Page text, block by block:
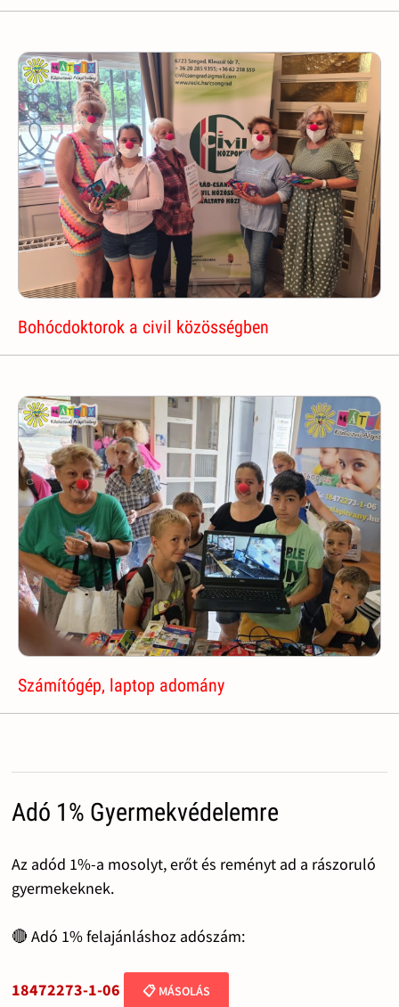
Bohócdoktorok a civil közösségben
Számítógép, laptop adomány
Adó 1% Gyermekvédelemre
Az adód 1%-a mosolyt, erőt és reményt ad a rászoruló
gyermekeknek.
🔴 Adó 1% felajánláshoz adószám:
18472273-1-06 📋 MÁSOLÁS